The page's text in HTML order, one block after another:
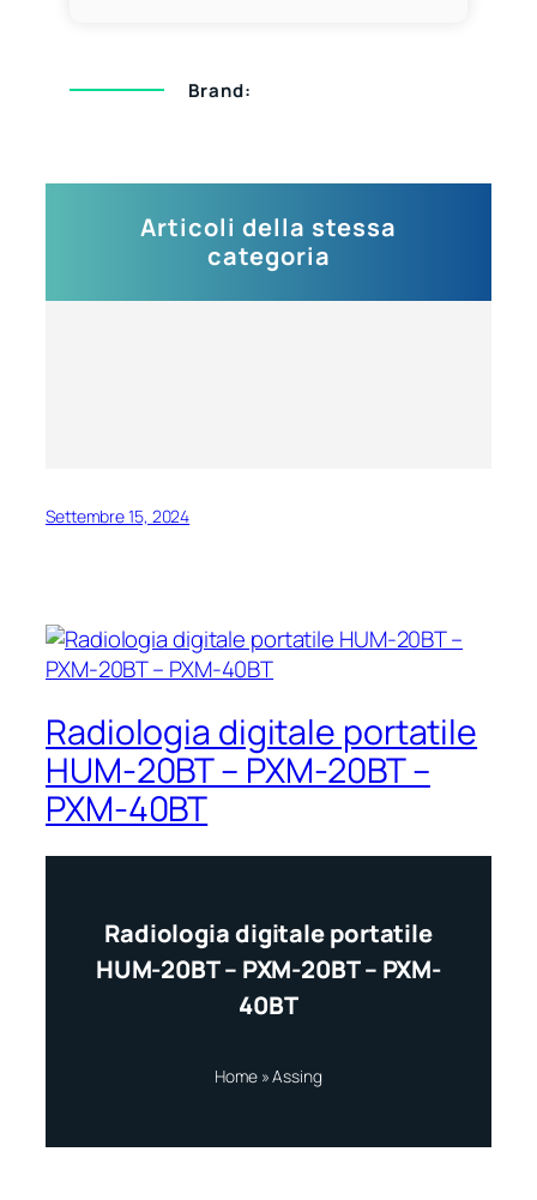
Brand:
Articoli della stessa
categoria
Settembre 15, 2024
Radiologia digitale portatile
HUM-20BT – PXM-20BT –
PXM-40BT
Radiologia digitale portatile
HUM-20BT – PXM-20BT – PXM-
40BT
Home»Assing